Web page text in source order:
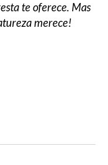
te oferece. Mas
merece!